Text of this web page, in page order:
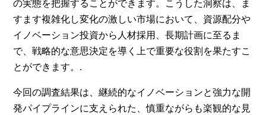
の実態を把握することができます。こうした洞察は、ま
すます複雑化し変化の激しい市場において、資源配分や
イノベーション投資から人材採用、長期計画に至るま
で、戦略的な意思決定を導く上で重要な役割を果たすこ
とができます。.
今回の調査結果は、継続的なイノベーションと強力な開
発パイプラインに支えられた、慎重ながらも楽観的な見